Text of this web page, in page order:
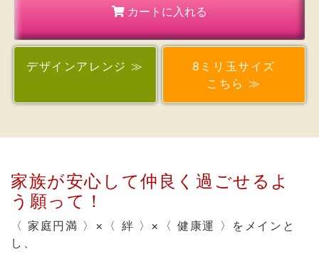
カートに入れる
デザインアレンジ ≫
8ミリ玉サイズ
こちら ≫
家族が安心して仲良く過ごせるよ
う願って！
〈 家庭円満 〉×〈 絆 〉×〈 健康運 〉をメインと
し、